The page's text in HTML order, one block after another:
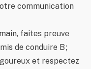
communication
faites preuve
de conduire B ;
et respectez